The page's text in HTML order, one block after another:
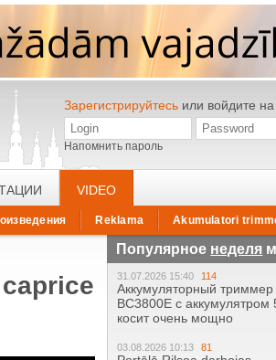
Зарегистрируйтесь или войдите на
Напомнить пароль
VIDEO
Reklama Akumulatori
Популярное неделя
31.07.2026 15:40 114
Аккумуляторный триммер
BC3800E с аккумулятром
косит очень мощно
03.08.2026 10:13 81